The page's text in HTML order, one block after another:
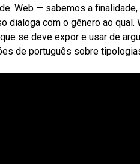
Web — sabemos a
com o gênero ao qual.
se deve expor e usar de
de português sobre